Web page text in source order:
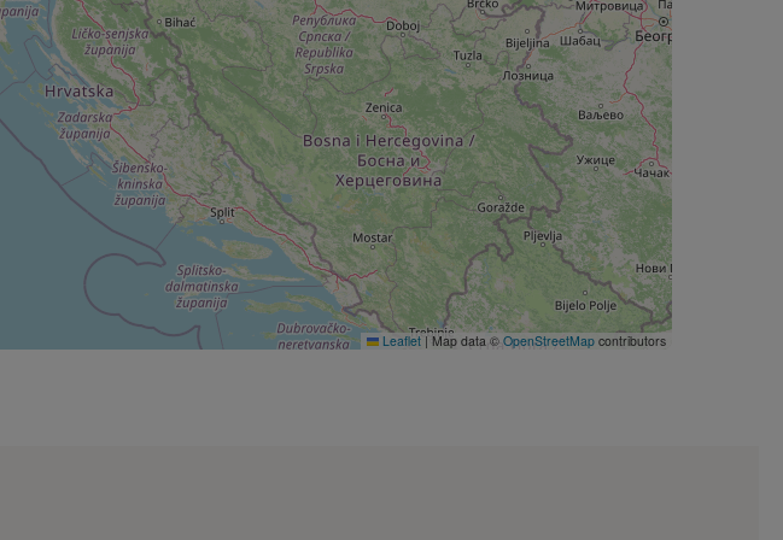
Leaflet | Map data © OpenStreetMap contributors